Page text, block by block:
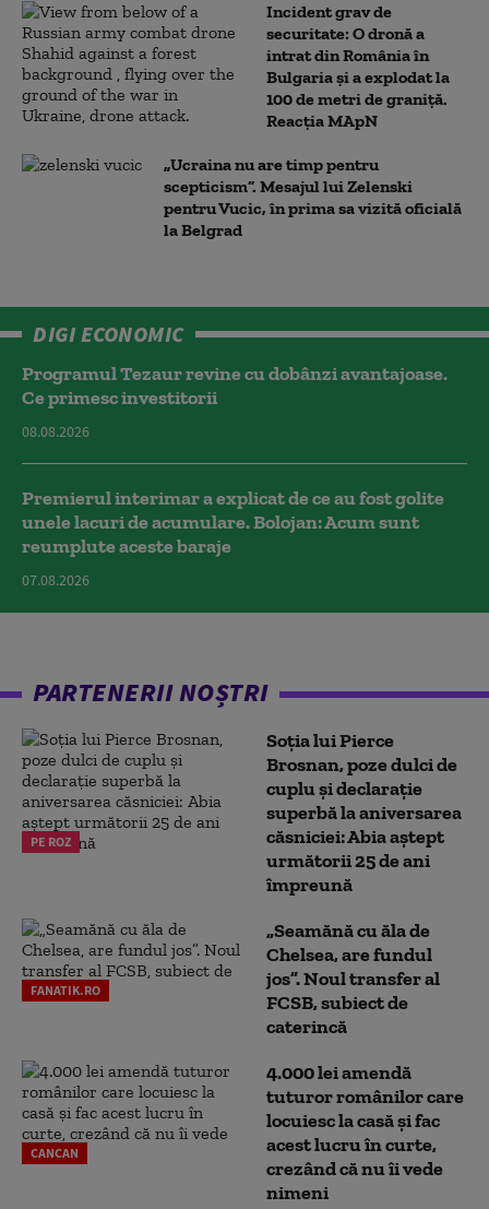
Incident grav de
securitate: O dronă a
intrat din România în
Bulgaria şi a explodat la
100 de metri de graniţă.
Reacția MApN
„Ucraina nu are timp pentru
scepticism”. Mesajul lui Zelenski
pentru Vucic, în prima sa vizită oficială
la Belgrad
DIGI ECONOMIC
Programul Tezaur revine cu dobânzi avantajoase.
Ce primesc investitorii
08.08.2026
Premierul interimar a explicat de ce au fost golite
unele lacuri de acumulare. Bolojan: Acum sunt
reumplute aceste baraje
07.08.2026
PARTENERII NOȘTRI
PE ROZ
Soția lui Pierce
Brosnan, poze dulci de
cuplu și declarație
superbă la aniversarea
căsniciei: Abia aștept
următorii 25 de ani
împreună
FANATIK.RO
„Seamănă cu ăla de
Chelsea, are fundul
jos”. Noul transfer al
FCSB, subiect de
caterincă
CANCAN
4.000 lei amendă
tuturor românilor care
locuiesc la casă și fac
acest lucru în curte,
crezând că nu îi vede
nimeni